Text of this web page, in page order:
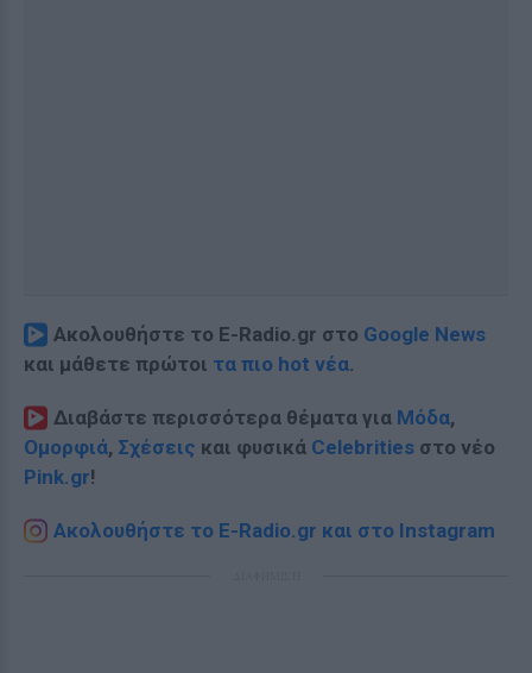
Ακολουθήστε το E-Radio.gr στο Google News
και μάθετε πρώτοι τα πιο hot νέα.
Διαβάστε περισσότερα θέματα για Μόδα,
Ομορφιά, Σχέσεις και φυσικά Celebrities στο νέο
Pink.gr!
Ακολουθήστε το E-Radio.gr και στο Instagram